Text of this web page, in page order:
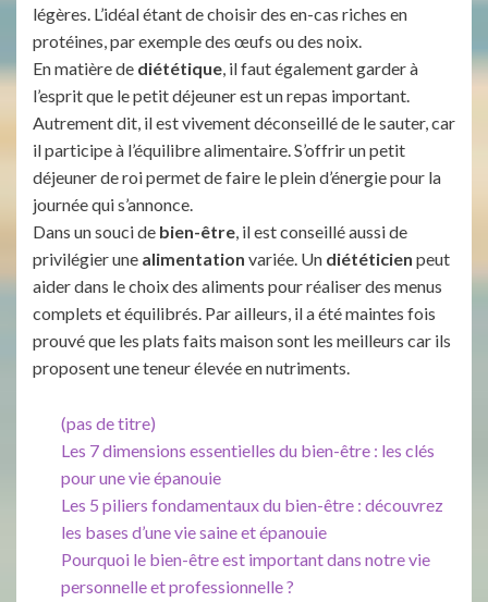
légères. L’idéal étant de choisir des en-cas riches en
protéines, par exemple des œufs ou des noix.
En matière de diététique, il faut également garder à
l’esprit que le petit déjeuner est un repas important.
Autrement dit, il est vivement déconseillé de le sauter, car
il participe à l’équilibre alimentaire. S’offrir un petit
déjeuner de roi permet de faire le plein d’énergie pour la
journée qui s’annonce.
Dans un souci de bien-être, il est conseillé aussi de
privilégier une alimentation variée. Un diététicien peut
aider dans le choix des aliments pour réaliser des menus
complets et équilibrés. Par ailleurs, il a été maintes fois
prouvé que les plats faits maison sont les meilleurs car ils
proposent une teneur élevée en nutriments.
(pas de titre)
Les 7 dimensions essentielles du bien-être : les clés
pour une vie épanouie
Les 5 piliers fondamentaux du bien-être : découvrez
les bases d’une vie saine et épanouie
Pourquoi le bien-être est important dans notre vie
personnelle et professionnelle ?